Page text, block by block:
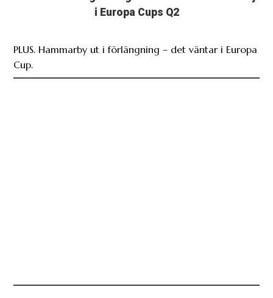
i Europa Cups Q2
PLUS. Hammarby ut i förlängning – det väntar i Europa
Cup.